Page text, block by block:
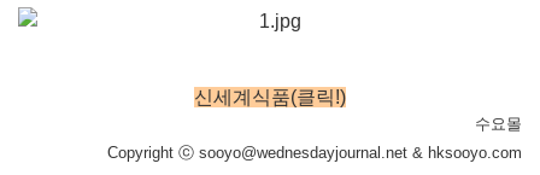
신세계식품(클릭!)
수요몰
Copyright ⓒ sooyo@wednesdayjournal.net & hksooyo.com